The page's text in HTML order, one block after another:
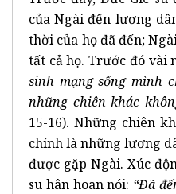
của Ngài đến lương
thời của họ đã đến;
tất cả họ. Trước đó vài
sinh mạng sống mình
những chiên khác
15-16). Những chiên
chính là những lương
được gặp Ngài. Xúc
su hân hoan nói: “Đã